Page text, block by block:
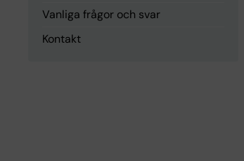
Vanliga frågor och svar
Kontakt